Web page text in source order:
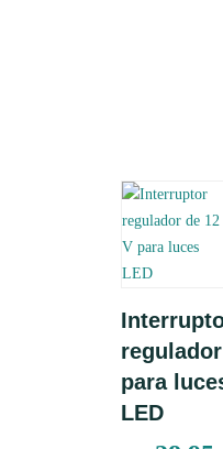
al carrito
regulador
para
LED